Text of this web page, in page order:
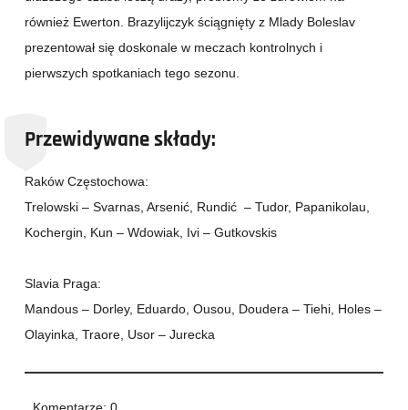
również Ewerton. Brazylijczyk ściągnięty z Mlady Boleslav
prezentował się doskonale w meczach kontrolnych i
pierwszych spotkaniach tego sezonu.
Przewidywane składy:
Raków Częstochowa:
Trelowski – Svarnas, Arsenić, Rundić – Tudor, Papanikolau,
Kochergin, Kun – Wdowiak, Ivi – Gutkovskis
Slavia Praga:
Mandous – Dorley, Eduardo, Ousou, Doudera – Tiehi, Holes –
Olayinka, Traore, Usor – Jurecka